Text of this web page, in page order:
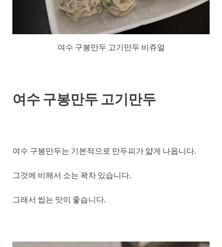
여수 구봉만두 고기만두 비쥬얼
여수 구봉만두 고기만두
여수 구봉만두는 기본적으로 만두피가 얇게 나옵니다.
그것에 비해서 소는 꽉차 있습니다.
그래서 씹는 맛이 좋습니다.